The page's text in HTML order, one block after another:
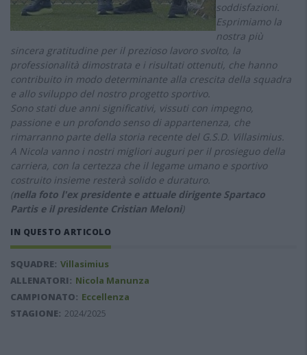
soddisfazioni.
Esprimiamo la
nostra più
sincera gratitudine per il prezioso lavoro svolto, la
professionalità dimostrata e i risultati ottenuti, che hanno
contribuito in modo determinante alla crescita della squadra
e allo sviluppo del nostro progetto sportivo.
Sono stati due anni significativi, vissuti con impegno,
passione e un profondo senso di appartenenza, che
rimarranno parte della storia recente del G.S.D. Villasimius.
A Nicola vanno i nostri migliori auguri per il prosieguo della
carriera, con la certezza che il legame umano e sportivo
costruito insieme resterà solido e duraturo.
(nella foto l'ex presidente e attuale dirigente Spartaco
Partis e il presidente Cristian Meloni)
IN QUESTO ARTICOLO
SQUADRE: Villasimius
ALLENATORI: Nicola Manunza
CAMPIONATO: Eccellenza
STAGIONE: 2024/2025